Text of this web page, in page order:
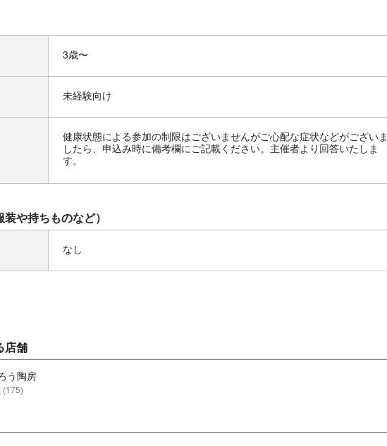
3歳〜
未経験向け
健康状態による参加の制限はございませんがご心配な症状などがございま
したら、申込み時に備考欄にご記載ください。主催者より回答いたしま
す。
や持ちものなど）
なし
店舗
う陶房
(175)